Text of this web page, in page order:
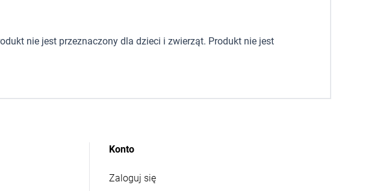
nie jest przeznaczony dla dzieci i zwierząt. Produkt nie jest
Konto
Zaloguj się